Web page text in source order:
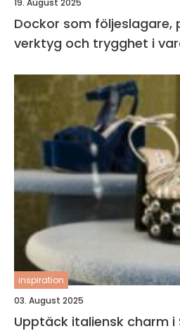
19. August 2025
Dockor som följeslagare,
verktyg och trygghet i
inspiration
03. August 2025
Upptäck italiensk charm i